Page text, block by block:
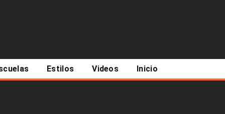
Estilos Videos Inicio